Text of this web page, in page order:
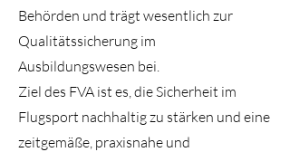
Behörden und trägt wesentlich zur
Qualitätssicherung im
Ausbildungswesen bei.
Ziel des FVA ist es, die Sicherheit im
Flugsport nachhaltig zu stärken und eine
zeitgemäße, praxisnahe und